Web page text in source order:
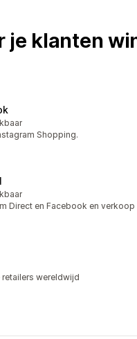
je klanten
Shopping.
Direct en Facebook en verkoop
wereldwijd